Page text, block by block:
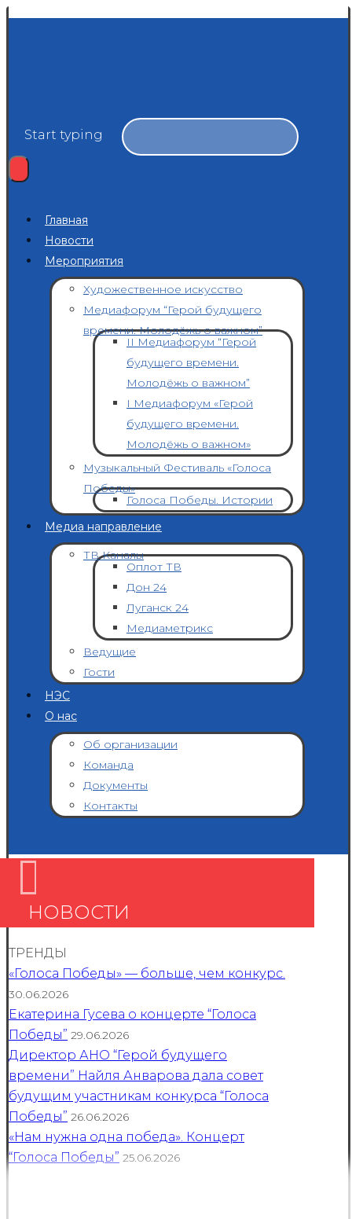
Start typing
Главная
Новости
Мероприятия
Художественное искусство
Медиафорум “Герой будущего
времени. Молодёжь о важном”
II Медиафорум “Герой
будущего времени.
Молодёжь о важном”
I Медиафорум «Герой
будущего времени.
Молодёжь о важном»
Музыкальный Фестиваль «Голоса
Победы»
Голоса Победы. Истории
Медиа направление
ТВ Каналы
Оплот ТВ
Дон 24
Луганск 24
Медиаметрикс
Ведущие
Гости
НЭС
О нас
Об организации
Команда
Документы
Контакты
НОВОСТИ
ТРЕНДЫ
«Голоса Победы» — больше, чем конкурс.
30.06.2026
Екатерина Гусева о концерте “Голоса
Победы” 29.06.2026
Директор АНО “Герой будущего
времени” Найля Анварова дала совет
будущим участникам конкурса “Голоса
Победы” 26.06.2026
«Нам нужна одна победа». Концерт
“Голоса Победы” 25.06.2026